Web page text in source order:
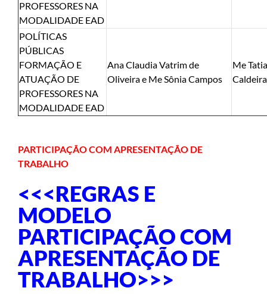
PROFESSORES NA
MODALIDADE EAD
POLÍTICAS
PÚBLICAS
FORMAÇÃO E
ATUAÇÃO DE
PROFESSORES NA
MODALIDADE EAD
Ana Claudia Vatrim de
Oliveira e Me Sônia Campos
Me
Caldeira
PARTICIPAÇÃO COM APRESENTAÇÃO DE
TRABALHO
<<<REGRAS E
MODELO
PARTICIPAÇÃO COM
APRESENTAÇÃO DE
TRABALHO>>>